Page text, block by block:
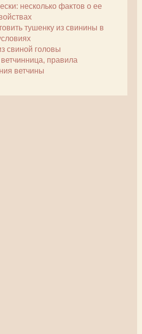
несколько фактов о ее
тушенку из свинины в
свиной головы
правила
ветчины